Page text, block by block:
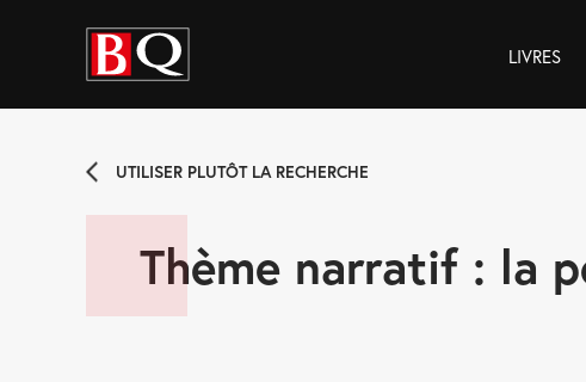
LIVRES
UTILISER PLUTÔT LA RECHERCHE
Thème narratif : la